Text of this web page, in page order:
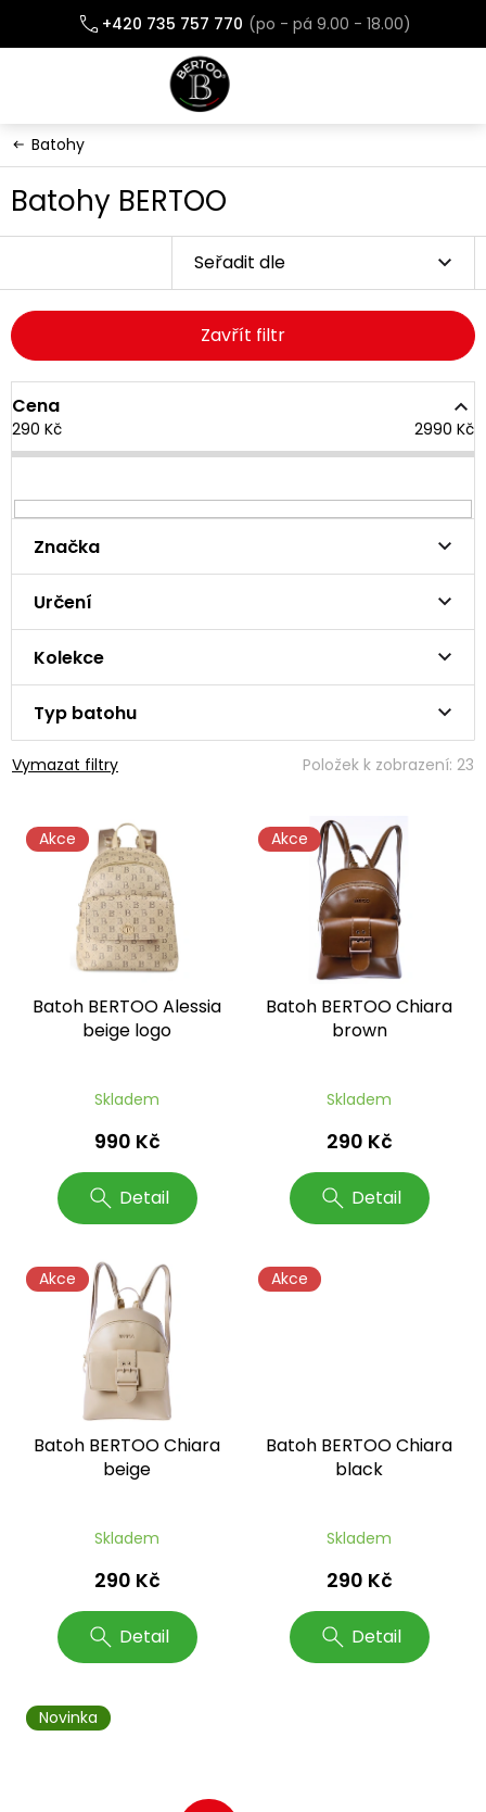
obsah
+420 735 757 770
Batohy
Batohy BERTOO
Seřadit dle
Zavřít filtr
Cena
290 Kč 2990 Kč
Značka
Určení
Kolekce
Typ batohu
Vymazat filtry Položek k zobrazení: 23
Akce
Batoh BERTOO Alessia
beige logo
Skladem
990 Kč
Detail
Akce
Batoh BERTOO Chiara
brown
Skladem
290 Kč
Detail
Akce
Batoh BERTOO Chiara
beige
Skladem
290 Kč
Detail
Akce
Batoh BERTOO Chiara
black
Skladem
290 Kč
Detail
Novinka